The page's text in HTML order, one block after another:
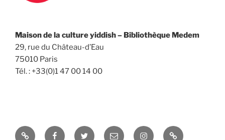
Maison de la culture yiddish – Bibliothèque Medem
29, rue du Château-d’Eau
75010 Paris
Tél. : +33(0)1 47 00 14 00
Yelp FacebookTwitter Email InstagramUniversité